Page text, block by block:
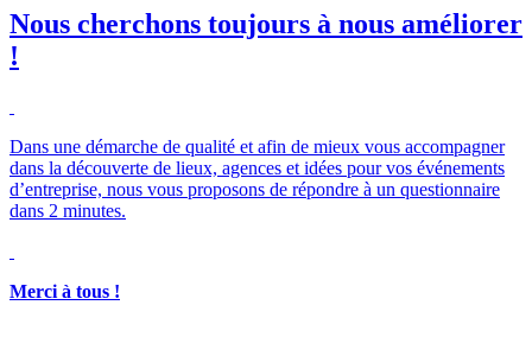
Nous cherchons toujours à nous améliorer
!
Merci à tous !